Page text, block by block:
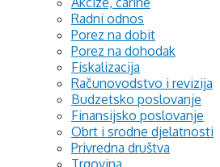
Radni odnos
Porez na dobit
Porez na dohodak
Fiskalizacija
Računovodstvo i revizija
Budzetsko poslovanje
Finansijsko poslovanje
Obrt i srodne djelatnosti
Privredna društva
Trgovina